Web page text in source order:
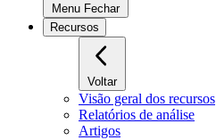
Menu Fechar
Recursos
Voltar
Visão geral dos recursos
Relatórios de análise
Artigos